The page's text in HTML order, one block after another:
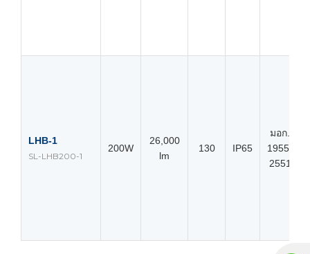
LHB-1
SL-LHB200-1
200W
26,000
lm
130 IP65
มอก.
1955-
2551